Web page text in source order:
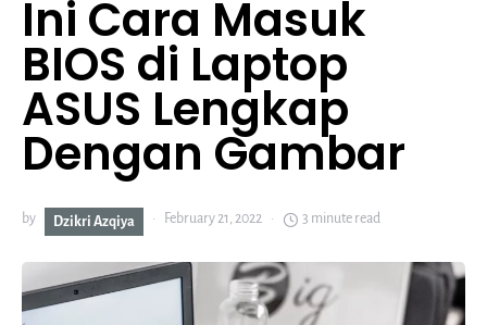
Ini Cara Masuk
BIOS di Laptop
ASUS Lengkap
Dengan Gambar
by Dzikri Azqiya February 21, 2022 3 minute read